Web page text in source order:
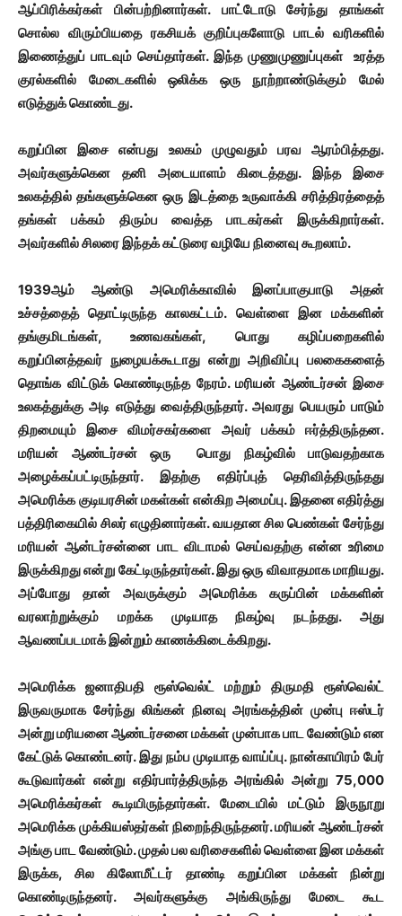
ஆப்பிரிக்கர்கள் பின்பற்றினார்கள். பாட்டோடு சேர்ந்து தாங்கள்
சொல்ல விரும்பியதை ரகசியக் குறிப்புகளோடு பாடல் வரிகளில்
இணைத்துப் பாடவும் செய்தார்கள். இந்த முணுமுணுப்புகள் உரத்த
குரல்களில் மேடைகளில் ஒலிக்க ஒரு நூற்றாண்டுக்கும் மேல்
எடுத்துக் கொண்டது.
கறுப்பின இசை என்பது உலகம் முழுவதும் பரவ ஆரம்பித்தது.
அவர்களுக்கென தனி அடையாளம் கிடைத்தது. இந்த இசை
உலகத்தில் தங்களுக்கென ஒரு இடத்தை உருவாக்கி சரித்திரத்தைத்
தங்கள் பக்கம் திரும்ப வைத்த பாடகர்கள் இருக்கிறார்கள்.
அவர்களில் சிலரை இந்தக் கட்டுரை வழியே நினைவு கூறலாம்.
1939ஆம் ஆண்டு அமெரிக்காவில் இனப்பாகுபாடு அதன்
உச்சத்தைத் தொட்டிருந்த காலகட்டம். வெள்ளை இன மக்களின்
தங்குமிடங்கள், உணவகங்கள், பொது கழிப்பறைகளில்
கறுப்பினத்தவர் நுழையக்கூடாது என்று அறிவிப்பு பலகைகளைத்
தொங்க விட்டுக் கொண்டிருந்த நேரம். மரியன் ஆண்டர்சன் இசை
உலகத்துக்கு அடி எடுத்து வைத்திருந்தார். அவரது பெயரும் பாடும்
திறமையும் இசை விமர்சகர்களை அவர் பக்கம் ஈர்த்திருந்தன.
மரியன் ஆண்டர்சன் ஒரு பொது நிகழ்வில் பாடுவதற்காக
அழைக்கப்பட்டிருந்தார். இதற்கு எதிர்ப்புத் தெரிவித்திருந்தது
அமெரிக்க குடியரசின் மகள்கள் என்கிற அமைப்பு. இதனை எதிர்த்து
பத்திரிகையில் சிலர் எழுதினார்கள். வயதான சில பெண்கள் சேர்ந்து
மரியன் ஆன்டர்சன்னை பாட விடாமல் செய்வதற்கு என்ன உரிமை
இருக்கிறது என்று கேட்டிருந்தார்கள். இது ஒரு விவாதமாக மாறியது.
அப்போது தான் அவருக்கும் அமெரிக்க கருப்பின் மக்களின்
வரலாற்றுக்கும் மறக்க முடியாத நிகழ்வு நடந்தது. அது
ஆவணப்படமாக் இன்றும் காணக்கிடைக்கிறது.
அமெரிக்க ஜனாதிபதி ரூஸ்வெல்ட் மற்றும் திருமதி ரூஸ்வெல்ட்
இருவருமாக சேர்ந்து லிங்கன் நினவு அரங்கத்தின் முன்பு ஈஸ்டர்
அன்று மரியனை ஆண்டர்சனை மக்கள் முன்பாக பாட வேண்டும் என
கேட்டுக் கொண்டனர். இது நம்ப முடியாத வாய்ப்பு. நான்காயிரம் பேர்
கூடுவார்கள் என்று எதிர்பார்த்திருந்த அரங்கில் அன்று 75,000
அமெரிக்கர்கள் கூடியிருந்தார்கள். மேடையில் மட்டும் இருநூறு
அமெரிக்க முக்கியஸ்தர்கள் நிறைந்திருந்தனர். மரியன் ஆண்டர்சன்
அங்கு பாட வேண்டும். முதல் பல வரிசைகளில் வெள்ளை இன மக்கள்
இருக்க, சில கிலோமீட்டர் தாண்டி கறுப்பின மக்கள் நின்று
கொண்டிருந்தனர். அவர்களுக்கு அங்கிருந்து மேடை கூட